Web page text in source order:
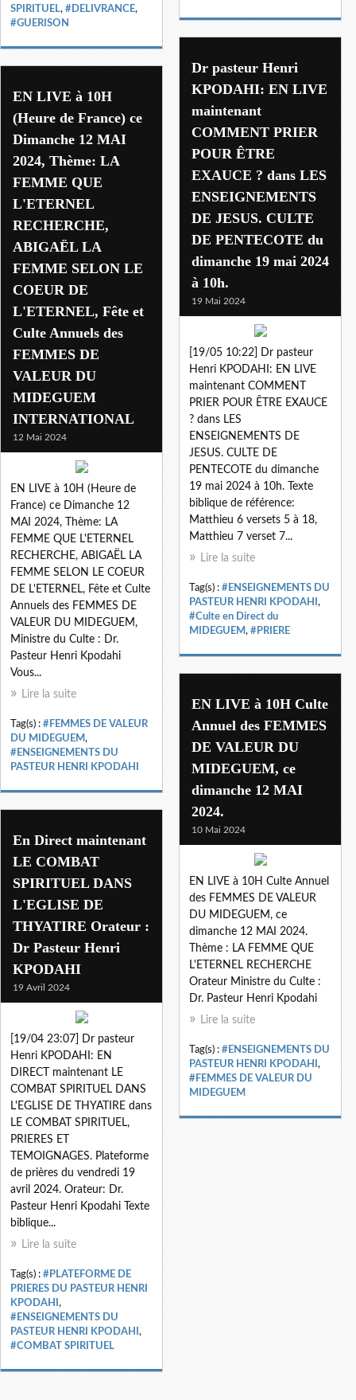
SPIRITUEL, #DELIVRANCE,
#GUERISON
Dr pasteur Henri
KPODAHI: EN LIVE
maintenant
COMMENT PRIER
POUR ÊTRE
EXAUCE ? dans LES
ENSEIGNEMENTS
DE JESUS. CULTE
DE PENTECOTE du
dimanche 19 mai 2024
à 10h.
19 Mai 2024
[19/05 10:22] Dr pasteur
Henri KPODAHI: EN LIVE
maintenant COMMENT
PRIER POUR ÊTRE EXAUCE
? dans LES
ENSEIGNEMENTS DE
JESUS. CULTE DE
PENTECOTE du dimanche
19 mai 2024 à 10h. Texte
biblique de référence:
Matthieu 6 versets 5 à 18,
Matthieu 7 verset 7...
Lire la suite
Tag(s) : #ENSEIGNEMENTS DU
PASTEUR HENRI KPODAHI ,
#Culte en Direct du
MIDEGUEM, #PRIERE
EN LIVE à 10H
(Heure de France) ce
Dimanche 12 MAI
2024, Thème: LA
FEMME QUE
L'ETERNEL
RECHERCHE,
ABIGAËL LA
FEMME SELON LE
COEUR DE
L'ETERNEL, Fête et
Culte Annuels des
FEMMES DE
VALEUR DU
MIDEGUEM
INTERNATIONAL
12 Mai 2024
EN LIVE à 10H (Heure de
France) ce Dimanche 12
MAI 2024, Thème: LA
FEMME QUE L'ETERNEL
RECHERCHE, ABIGAËL LA
FEMME SELON LE COEUR
DE L'ETERNEL, Fête et Culte
Annuels des FEMMES DE
VALEUR DU MIDEGUEM,
Ministre du Culte : Dr.
Pasteur Henri Kpodahi
Vous...
Lire la suite
Tag(s) : #FEMMES DE VALEUR
DU MIDEGUEM,
#ENSEIGNEMENTS DU
PASTEUR HENRI KPODAHI
EN LIVE à 10H Culte
Annuel des FEMMES
DE VALEUR DU
MIDEGUEM, ce
dimanche 12 MAI
2024.
10 Mai 2024
EN LIVE à 10H Culte Annuel
des FEMMES DE VALEUR
DU MIDEGUEM, ce
dimanche 12 MAI 2024.
Thème : LA FEMME QUE
L'ETERNEL RECHERCHE
Orateur Ministre du Culte :
Dr. Pasteur Henri Kpodahi
Lire la suite
Tag(s) : #ENSEIGNEMENTS DU
PASTEUR HENRI KPODAHI ,
#FEMMES DE VALEUR DU
MIDEGUEM
En Direct maintenant
LE COMBAT
SPIRITUEL DANS
L'EGLISE DE
THYATIRE Orateur :
Dr Pasteur Henri
KPODAHI
19 Avril 2024
[19/04 23:07] Dr pasteur
Henri KPODAHI: EN
DIRECT maintenant LE
COMBAT SPIRITUEL DANS
L'EGLISE DE THYATIRE dans
LE COMBAT SPIRITUEL,
PRIERES ET
TEMOIGNAGES. Plateforme
de prières du vendredi 19
avril 2024. Orateur: Dr.
Pasteur Henri Kpodahi Texte
biblique...
Lire la suite
Tag(s) : #PLATEFORME DE
PRIERES DU PASTEUR HENRI
KPODAHI ,
#ENSEIGNEMENTS DU
PASTEUR HENRI KPODAHI ,
#COMBAT SPIRITUEL